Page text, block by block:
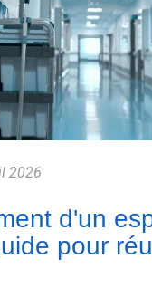
2026
d'un
pour